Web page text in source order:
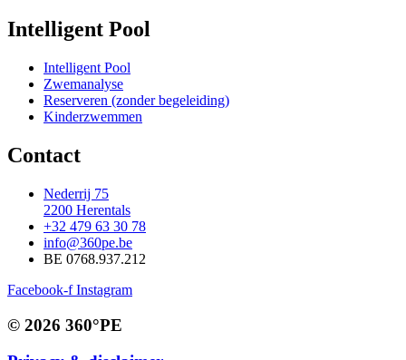
Intelligent Pool
Intelligent Pool
Zwemanalyse
Reserveren (zonder begeleiding)
Kinderzwemmen
Contact
Nederrij 75
2200 Herentals
+32 479 63 30 78
info@360pe.be
BE 0768.937.212
Facebook-f Instagram
© 2026 360°PE